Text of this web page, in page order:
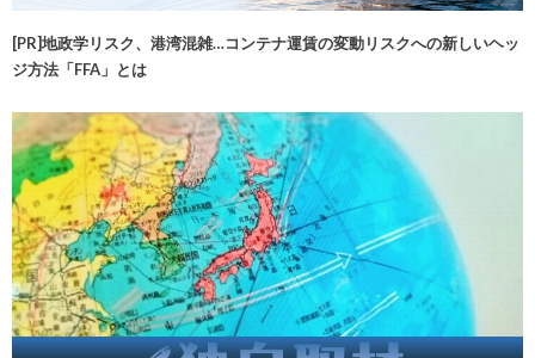
[PR]地政学リスク、港湾混雑…コンテナ運賃の変動リスクへの新しいヘッ
ジ方法「FFA」とは